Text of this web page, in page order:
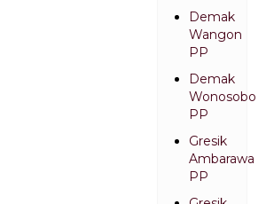
Demak
Wangon
PP
Demak
Wonosobo
PP
Gresik
Ambarawa
PP